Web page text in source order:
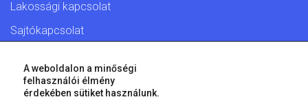
Lakossági kapcsolat
Sajtókapcsolat
© 2026 Győr Megyei Jogú Város • Minden jog fenntartva!
A weboldalon a minőségi
felhasználói élmény
érdekében sütiket használunk.